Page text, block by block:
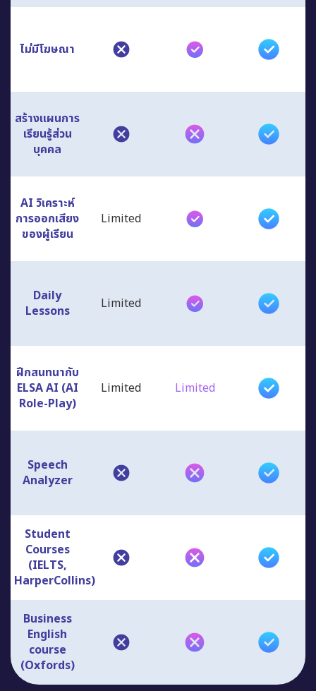
ไม่มีโฆษณา
สร้างแผนการ
เรียนรู้ส่วน
บุคคล
AI วิเคราะห์
การออกเสียง
ของผู้เรียน
Limited
Daily
Lessons
Limited
ฝึกสนทนากับ
ELSA AI (AI
Role-Play)
Limited Limited
Speech
Analyzer
Student
Courses
(IELTS,
HarperCollins)
Business
English
course
(Oxfords)